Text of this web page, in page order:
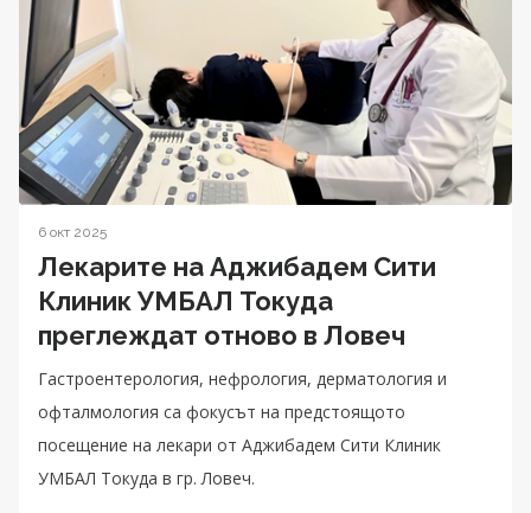
6 окт 2025
Лекарите на Аджибадем Сити
Клиник УМБАЛ Токуда
преглеждат отново в Ловеч
Гастроентерология, нефрология, дерматология и
офталмология са фокусът на предстоящото
посещение на лекари от Аджибадем Сити Клиник
УМБАЛ Токуда в гр. Ловеч.